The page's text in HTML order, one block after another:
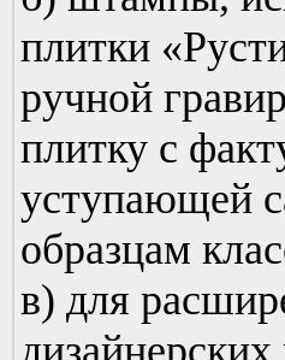
плитки
ручной
плитку с
уступающей
образцам
в) для